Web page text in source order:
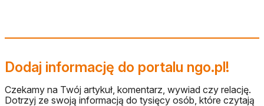
Dodaj informację do portalu ngo.pl!
Czekamy na Twój artykuł, komentarz, wywiad czy relację.
Dotrzyj ze swoją informacją do tysięcy osób, które czytają